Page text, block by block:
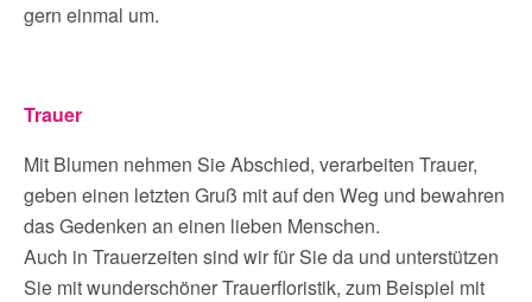
gern einmal um.
Trauer
Mit Blumen nehmen Sie Abschied, verarbeiten Trauer,
geben einen letzten Gruß mit auf den Weg und bewahren
das Gedenken an einen lieben Menschen.
Auch in Trauerzeiten sind wir für Sie da und unterstützen
Sie mit wunderschöner Trauerfloristik, zum Beispiel mit